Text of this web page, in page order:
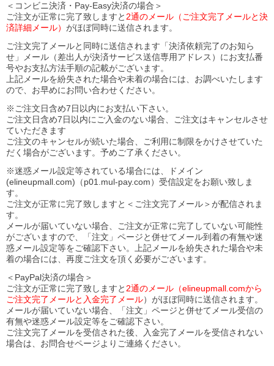
＜コンビニ決済・Pay-Easy決済の場合＞
ご注文が正常に完了致しますと 2通のメール（ご注文完了メールと決
済詳細メール） がほぼ同時に送信されます。
ご注文完了メールと同時に送信されます「決済依頼完了のお知ら
せ」メール（差出人が決済サービス送信専用アドレス）にお支払番
号やお支払方法手順の記載がございます。
上記メールを紛失された場合や未着の場合には、お調べいたします
ので、お早めにお問い合わせください。
※ご注文日含め7日以内にお支払い下さい。
ご注文日含め7日以内にご入金のない場合、ご注文はキャンセルさせ
ていただきます
ご注文のキャンセルが続いた場合、ご利用に制限をかけさせていた
だく場合がございます。予めご了承ください。
※迷惑メール設定等されている場合には、ドメイン
(elineupmall.com)（p01.mul-pay.com）受信設定をお願い致しま
す。
ご注文が正常に完了致しますと＜ご注文完了メール＞が配信されま
す。
メールが届いていない場合、ご注文が正常に完了していない可能性
がございますので、「注文」ページと併せてメール到着の有無や迷
惑メール設定等をご確認下さい。
上記メールを紛失された場合や未
着の場合には、再度ご注文を頂く必要がございます。
＜PayPal決済の場合＞
ご注文が正常に完了致しますと 2通のメール（elineupmall.comから
ご注文完了メールと入金完了メール）がほぼ同時に送信されます。
メールが届いていない場合、「注文」ページと併せてメール受信の
有無や迷惑メール設定等をご確認下さい。
ご注文完了メールを受信された後、入金完了メールを受信されない
場合は、お問合せページよりご連絡ください。